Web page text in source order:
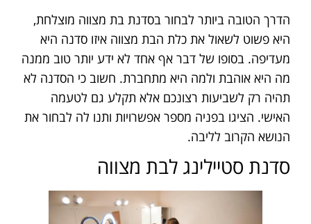
הדרך הטובה ביותר לבחור בסדנת בת מצווה מוצלחת,
היא פשוט לשאול את כלת הבת מצווה איזו סדנה היא
מעדיפה. בסופו של דבר אף אחד לא ידע יותר טוב ממנה
מה היא אוהבת ולמה היא מתחברת. חשוב כי הסדנה לא
תהיה רק לשביעות רצונכם אלא תקלע גם לטעמה
האישי. הציגו בפניה מספר אפשרויות ותנו לה לבחור את
הנושא הקרוב לליבה.
סדנת סטיילינג לבת מצווה